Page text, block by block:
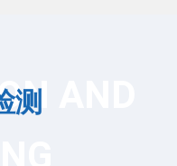
测 AND